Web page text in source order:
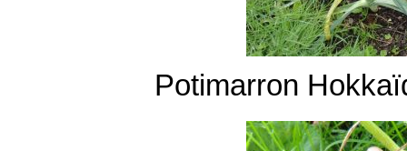
Potimarron